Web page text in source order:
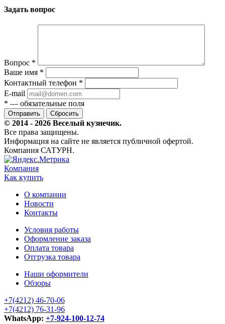
Задать вопрос
Вопрос *
Ваше имя *
Контактный телефон *
E-mail
* — обязательные поля
Сбросить
© 2014 - 2026 Веселый кузнечик.
Все права защищены.
Информация на сайте не является публичной офертой.
Компания САТУРН.
Компания
Как купить
О компании
Новости
Контакты
Условия работы
Оформление заказа
Оплата товара
Отгрузка товара
Наши оформители
Обзоры
+7(4212) 46-70-06
+7(4212) 76-31-96
WhatsApp: +7-924-100-12-74